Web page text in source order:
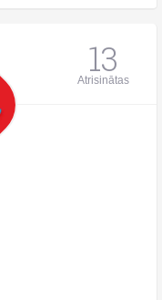
13
Atrisinātas